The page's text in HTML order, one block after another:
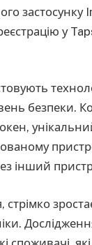
застосунку
у
безпеки.
інший